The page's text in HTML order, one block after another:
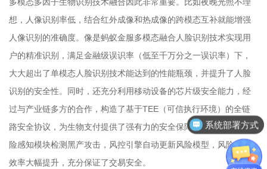
想，人像识别率低，结合红外成像和热成像的跨模态互补就能增强
人像识别的准确度。像是蚂蚁金服多模态融合人脸识别技术实现用
户的精准识别，满足金融级误识率（低至千万分之一误识率）下，
大大超出了单模态人脸识别技术能达到的性能瓶颈，并提升了人脸
识别的安全性。同时，还充分利用移动设备的芯片级安全能力，经
过与产业链多方的合作，构造了基于TEE（可信执行环境）的全链
路安全协议，为生物支付提供了强有力的安全保障。此外，通过风
险感知模块检测黑产攻击，风控引擎自动更新风险模型，风险拦截
效率大幅提升，充分保证了交易安全。
系统部署方式